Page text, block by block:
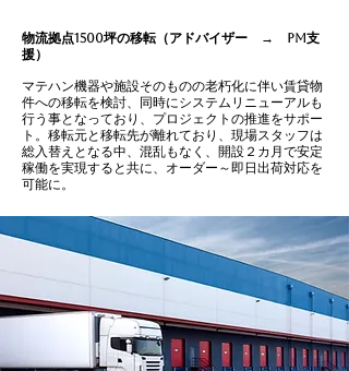
物流拠点1500坪の移転​（アドバイザー → PM支
援）
​マテハン機器や施設そのものの老朽化に伴い賃貸物
件への移転を検討、同時にシステムリニューアルも
行う事となっており、プロジェクトの推進をサポー
ト。移転元と移転先が離れており、現場スタッフは
総入替えとなる中、混乱もなく、開設２カ月で安定
稼働を実現すると共に、オーダー～即日出荷対応を
可能に。